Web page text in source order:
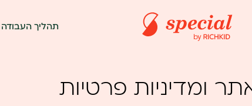
תהליך העבודה
ומדיניות פרטיות